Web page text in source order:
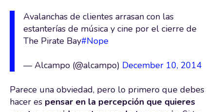
Avalanchas de clientes arrasan con las
estanterías de música y cine por el cierre de
The Pirate Bay#Nope
— Alcampo (@alcampo) December 10, 2014
Parece una obviedad, pero lo primero que debes
hacer es pensar en la percepción que quieres